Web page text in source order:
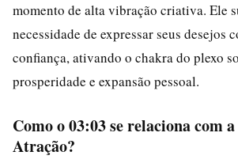
momento de alta vibração criativa. Ele
necessidade de expressar seus desejos
confiança, ativando o chakra do plexo
prosperidade e expansão pessoal.
Como o 03:03 se relaciona com
Atração?